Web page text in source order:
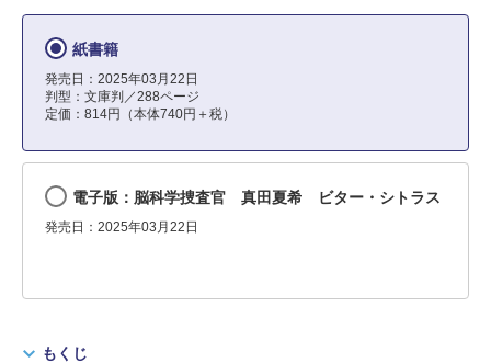
紙書籍
発売日：2025年03月22日
判型：文庫判／288ページ
定価：814円（本体740円＋税）
電子版：脳科学捜査官 真田夏希 ビター・シトラス
発売日：2025年03月22日
もくじ